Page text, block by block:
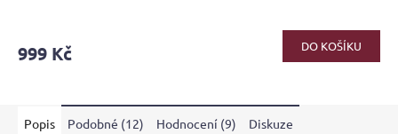
je
hvězdiček.
999 Kč DO KOŠÍKU
Popis Podobné (12) Hodnocení (9) Diskuze